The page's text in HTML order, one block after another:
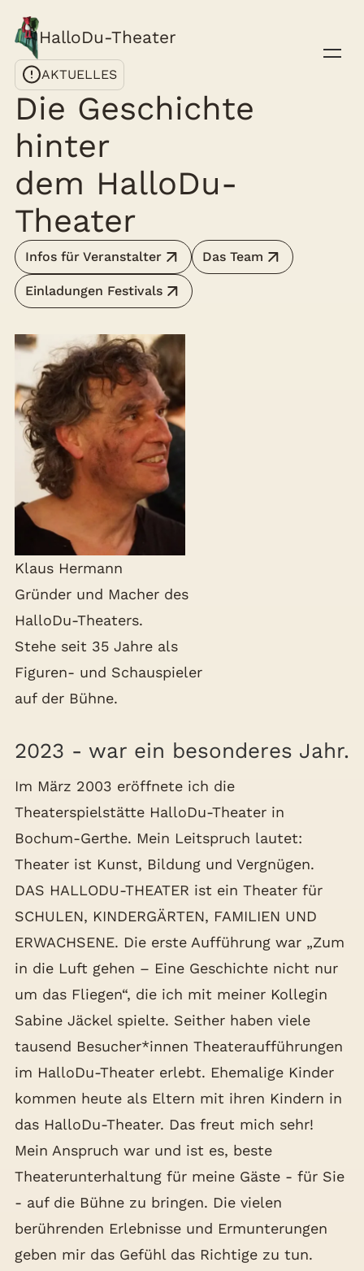
HalloDu-Theater
AKTUELLES
Die Geschichte
hinter
dem HalloDu-
Theater
Infos für Veranstalter Das Team
Einladungen Festivals
Klaus Hermann
Gründer und Macher des
HalloDu-Theaters.
Stehe seit 35 Jahre als
Figuren- und Schauspieler
auf der Bühne.
2023 - war ein besonderes Jahr.
Im März 2003 eröffnete ich die
Theaterspielstätte HalloDu-Theater in
Bochum-Gerthe. Mein Leitspruch lautet:
Theater ist Kunst, Bildung und Vergnügen.
DAS HALLODU-THEATER ist ein Theater für
SCHULEN, KINDERGÄRTEN, FAMILIEN UND
ERWACHSENE. Die erste Aufführung war „Zum
in die Luft gehen – Eine Geschichte nicht nur
um das Fliegen“, die ich mit meiner Kollegin
Sabine Jäckel spielte. Seither haben viele
tausend Besucher*innen Theateraufführungen
im HalloDu-Theater erlebt. Ehemalige Kinder
kommen heute als Eltern mit ihren Kindern in
das HalloDu-Theater. Das freut mich sehr!
Mein Anspruch war und ist es, beste
Theaterunterhaltung für meine Gäste - für Sie
- auf die Bühne zu bringen. Die vielen
berührenden Erlebnisse und Ermunterungen
geben mir das Gefühl das Richtige zu tun.